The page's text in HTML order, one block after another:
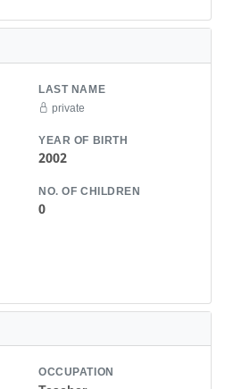
LAST NAME
private
YEAR OF BIRTH
2002
NO. OF CHILDREN
0
OCCUPATION